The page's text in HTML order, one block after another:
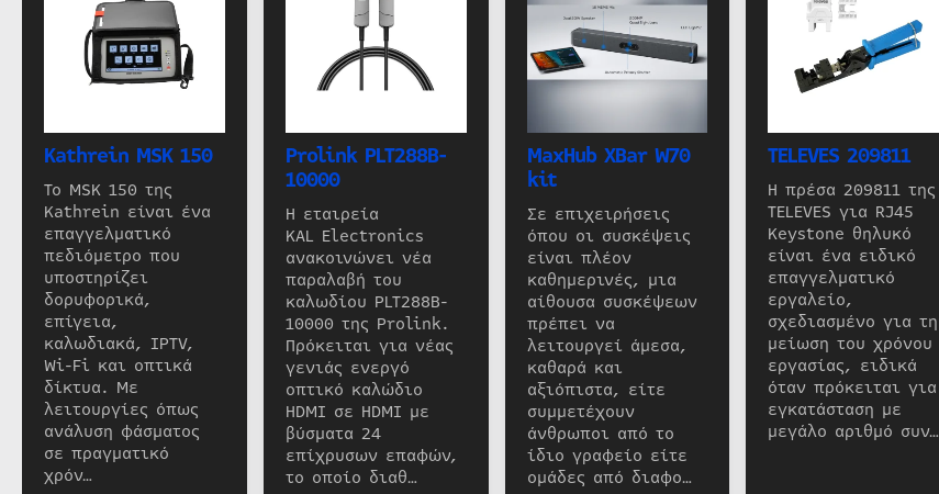
Kathrein MSK 150
Το MSK 150 της
Kathrein είναι ένα
επαγγελματικό
πεδιόμετρο που
υποστηρίζει
δορυφορικά,
επίγεια,
καλωδιακά, IPTV,
Wi-Fi και οπτικά
δίκτυα. Με
λειτουργίες όπως
ανάλυση φάσματος
σε πραγματικό
χρόν…
Prolink PLT288B-
10000
Η εταιρεία
KAL Electronics
ανακοινώνει νέα
παραλαβή του
καλωδίου PLT288B-
10000 της Prolink.
Πρόκειται για νέας
γενιάς ενεργό
οπτικό καλώδιο
HDMI σε HDMI με
βύσματα 24
επίχρυσων επαφών,
το οποίο διαθ…
MaxHub XBar W70
kit
Σε επιχειρήσεις
όπου οι συσκέψεις
είναι πλέον
καθημερινές, μια
αίθουσα συσκέψεων
πρέπει να
λειτουργεί άμεσα,
καθαρά και
αξιόπιστα, είτε
συμμετέχουν
άνθρωποι από το
ίδιο γραφείο είτε
ομάδες από διαφο…
TELEVES 209811
Η πρέσα 209811 της
TELEVES για RJ45
Keystone θηλυκό
είναι ένα ειδικό
επαγγελματικό
εργαλείο,
σχεδιασμένο για τη
μείωση του χρόνου
εργασίας, ειδικά
όταν πρόκειται για
εγκατάσταση με
μεγάλο αριθμό συν…